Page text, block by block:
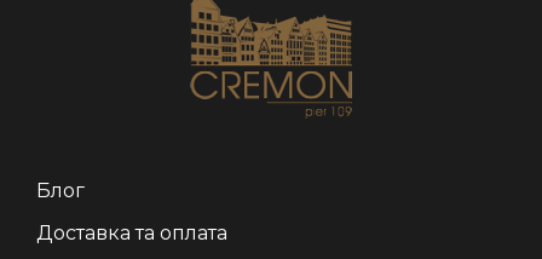
Блог
Доставка та оплата